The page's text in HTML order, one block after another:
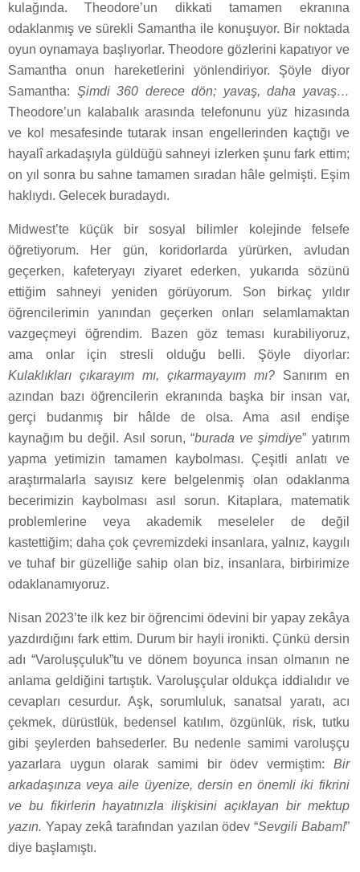
kulağında. Theodore’un dikkati tamamen ekranına
odaklanmış ve sürekli Samantha ile konuşuyor. Bir noktada
oyun oynamaya başlıyorlar. Theodore gözlerini kapatıyor ve
Samantha onun hareketlerini yönlendiriyor. Şöyle diyor
Samantha: Şimdi 360 derece dön; yavaş, daha yavaş…
Theodore’un kalabalık arasında telefonunu yüz hizasında
ve kol mesafesinde tutarak insan engellerinden kaçtığı ve
hayalî arkadaşıyla güldüğü sahneyi izlerken şunu fark ettim;
on yıl sonra bu sahne tamamen sıradan hâle gelmişti. Eşim
haklıydı. Gelecek buradaydı.
Midwest’te küçük bir sosyal bilimler kolejinde felsefe
öğretiyorum. Her gün, koridorlarda yürürken, avludan
geçerken, kafeteryayı ziyaret ederken, yukarıda sözünü
ettiğim sahneyi yeniden görüyorum. Son birkaç yıldır
öğrencilerimin yanından geçerken onları selamlamaktan
vazgeçmeyi öğrendim. Bazen göz teması kurabiliyoruz,
ama onlar için stresli olduğu belli. Şöyle diyorlar:
Kulaklıkları çıkarayım mı, çıkarmayayım mı?Sanırım en
azından bazı öğrencilerin ekranında başka bir insan var,
gerçi budanmış bir hâlde de olsa. Ama asıl endişe
kaynağım bu değil. Asıl sorun, “burada ve şimdiye” yatırım
yapma yetimizin tamamen kaybolması. Çeşitli anlatı ve
araştırmalarla sayısız kere belgelenmiş olan odaklanma
becerimizin kaybolması asıl sorun. Kitaplara, matematik
problemlerine veya akademik meseleler de değil
kastettiğim; daha çok çevremizdeki insanlara, yalnız, kaygılı
ve tuhaf bir güzelliğe sahip olan biz, insanlara, birbirimize
odaklanamıyoruz.
Nisan 2023’te ilk kez bir öğrencimi ödevini bir yapay zekâya
yazdırdığını fark ettim. Durum bir hayli ironikti. Çünkü dersin
adı “Varoluşçuluk”tu ve dönem boyunca insan olmanın ne
anlama geldiğini tartıştık. Varoluşçular oldukça iddialıdır ve
cevapları cesurdur. Aşk, sorumluluk, sanatsal yaratı, acı
çekmek, dürüstlük, bedensel katılım, özgünlük, risk, tutku
gibi şeylerden bahsederler. Bu nedenle samimi varoluşçu
yazarlara uygun olarak samimi bir ödev vermiştim: Bir
arkadaşınıza veya aile üyenize, dersin en önemli iki fikrini
ve bu fikirlerin hayatınızla ilişkisini açıklayan bir mektup
yazın. Yapay zekâ tarafından yazılan ödev “Sevgili Babam!”
diye başlamıştı.